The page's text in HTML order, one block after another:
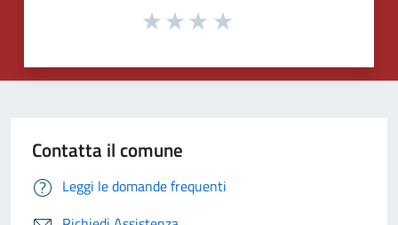
Contatta il comune
Leggi le domande frequenti